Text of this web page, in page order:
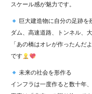
スケール感が魅力です。
巨大建造物に自分の足跡を
ダム、高速道路、トンネル、
「あの橋はオレが作ったんだ
です
未来の社会を形作る
インフラは一度作ると数十年